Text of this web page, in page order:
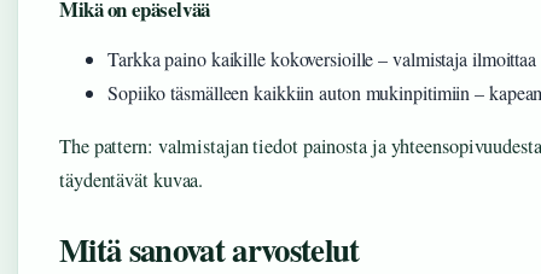
Mikä on epäselvää
Tarkka paino kaikille kokoversioille – valmistaja
Sopiiko täsmälleen kaikkiin auton mukinpitimiin –
The pattern: valmistajan tiedot painosta ja
täydentävät kuvaa.
Mitä sanovat arvostelut